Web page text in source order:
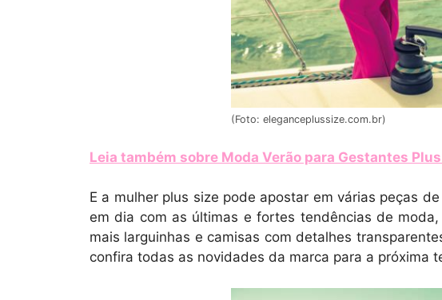
(Foto: eleganceplussize.com.br)
Leia também sobre Moda Verão para Gestantes
E a mulher plus size pode apostar em várias peças
em dia com as últimas e fortes tendências de
mais larguinhas e camisas com detalhes
confira todas as novidades da marca para a próxima